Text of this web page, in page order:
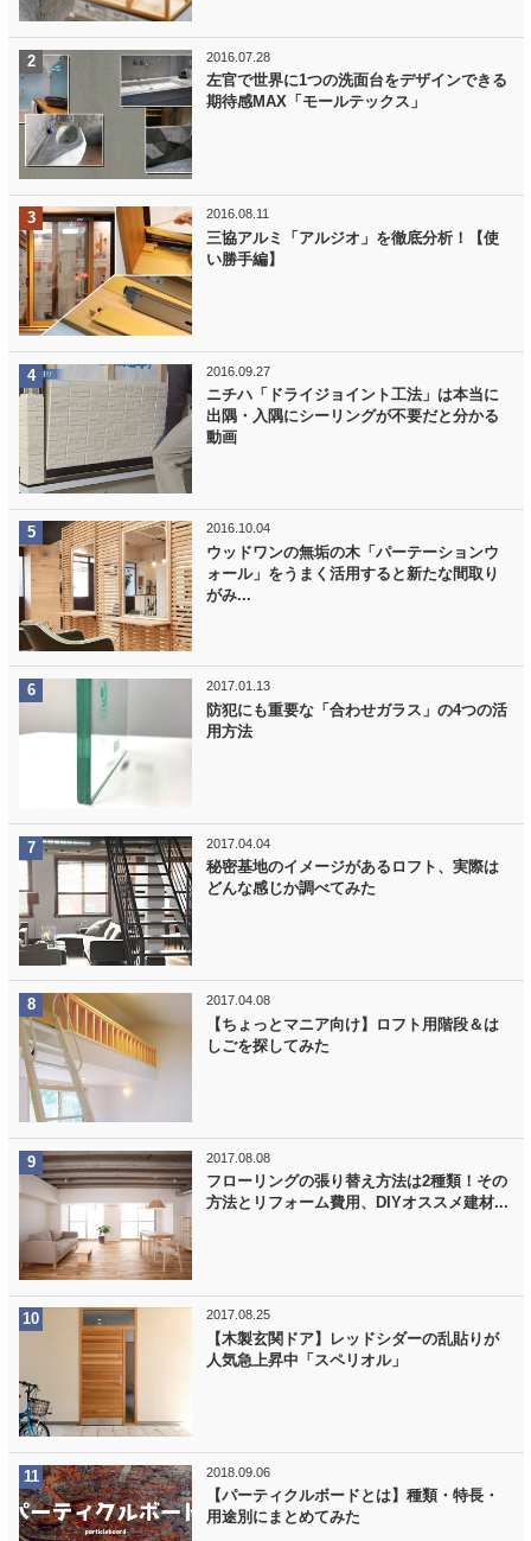
2016.07.28
左官で世界に1つの洗面台をデザインできる
期待感MAX「モールテックス」
2016.08.11
三協アルミ「アルジオ」を徹底分析！【使
い勝手編】
2016.09.27
ニチハ「ドライジョイント工法」は本当に
出隅・入隅にシーリングが不要だと分かる
動画
2016.10.04
ウッドワンの無垢の木「パーテーションウ
ォール」をうまく活用すると新たな間取り
がみ...
2017.01.13
防犯にも重要な「合わせガラス」の4つの活
用方法
2017.04.04
秘密基地のイメージがあるロフト、実際は
どんな感じか調べてみた
2017.04.08
【ちょっとマニア向け】ロフト用階段＆は
しごを探してみた
2017.08.08
フローリングの張り替え方法は2種類！その
方法とリフォーム費用、DIYオススメ建材...
2017.08.25
【木製玄関ドア】レッドシダーの乱貼りが
人気急上昇中「スペリオル」
2018.09.06
【パーティクルボードとは】種類・特長・
用途別にまとめてみた